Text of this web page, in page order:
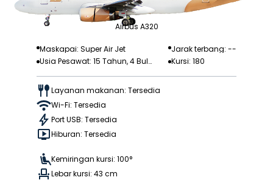
Airbus A320
Maskapai: Super Air Jet
Jarak terbang: --
Usia Pesawat: 15 Tahun, 4 Bula
n
Kursi: 180
Layanan makanan: Tersedia
Wi-Fi: Tersedia
Port USB: Tersedia
Hiburan: Tersedia
Kemiringan kursi: 100°
Lebar kursi: 43 cm